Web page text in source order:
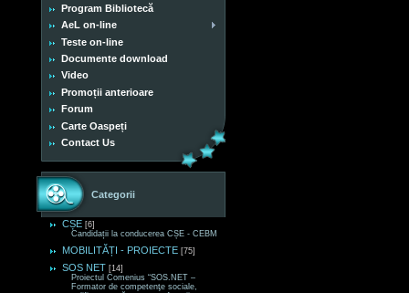
Program Bibliotecă
AeL on-line
Teste on-line
Documente download
Video
Promoții anterioare
Forum
Carte Oaspeți
Contact Us
Categorii
CȘE [6]
Candidații la conducerea CȘE - CEBM
MOBILITĂȚI - PROIECTE [75]
SOS NET [14]
Proiectul Comenius “SOS.NET –
Formator de competenţe sociale,